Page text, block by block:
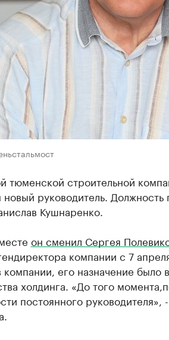
тюменской строительной
новый руководитель. Должность
Кушнаренко.
он сменил Сергея
компании с 7
компании, его назначение
холдинга. «До того
постоянного руководителя»,